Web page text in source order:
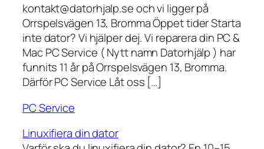
kontakt@datorhjalp.se och vi ligger på
Orrspelsvägen 13, Bromma Öppet tider Starta
inte dator? Vi hjälper dej. Vi reparera din PC &
Mac PC Service ( Nytt namn Datorhjälp ) har
funnits 11 år på Orrspelsvägen 13, Bromma.
Därför PC Service Låt oss […]
PC Service
Linuxifiera din dator